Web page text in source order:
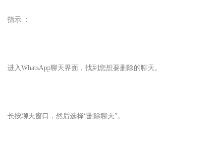
指示 ：
进入WhatsApp聊天界面，找到您想要删除的聊天。
长按聊天窗口，然后选择“删除聊天”。